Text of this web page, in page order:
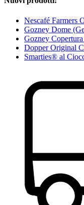
Nescafé Farmers
Gozney Dome
Gozney
Dopper Original
Smarties® al